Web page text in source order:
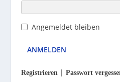
Angemeldet bleiben
Registrieren |Passwort